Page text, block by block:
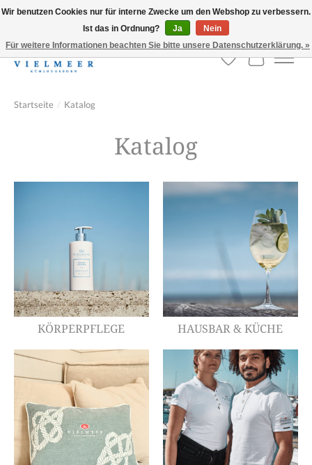
Versandkostenfreie Lieferung ab 100,- Euro!
Wunschzettel
Ihr
Startseite / Katalog
Katalog
KÖRPERPFLEGE HAUSBAR & KÜCHE
Wir benutzen Cookies nur für interne Zwecke um den Webshop zu verbessern.
Ist das in Ordnung?
Ja
Nein
Für weitere Informationen beachten Sie bitte unsere Datenschutzerklärung. »